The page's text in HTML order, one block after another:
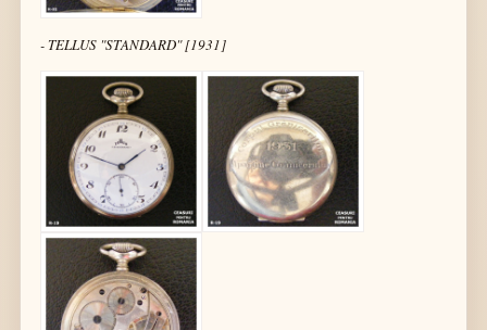
- TELLUS "STANDARD" [1931]